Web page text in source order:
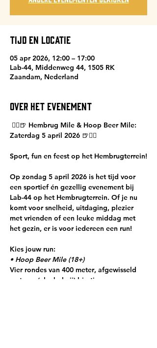
Tijd en locatie
05 apr 2026, 12:00 – 17:00
Lab-44, Middenweg 44, 1505 RK
Zaandam, Nederland
Over het evenement
🏃‍♂️🍺 Hembrug Mile & Hoop Beer Mile:
Zaterdag 5 april 2026 🍺🏃‍♀️
Sport, fun en feest op het Hembrugterrein!
Op zondag 5 april 2026 is het tijd voor
een sportief én gezellig evenement bij
Lab-44 op het Hembrugterrein. Of je nu
komt voor snelheid, uitdaging, plezier
met vrienden of een leuke middag met
het gezin, er is voor iedereen een run!
Kies jouw run:
• Hoop Beer Mile (18+)
Vier rondes van 400 meter, afgewisseld
met een (alcoholvrij) biertje